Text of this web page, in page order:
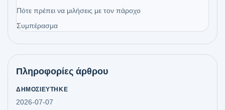
Πότε πρέπει να μιλήσεις με τον πάροχο
Συμπέρασμα
Πληροφορίες άρθρου
ΔΗΜΟΣΙΕΎΤΗΚΕ
2026-07-07